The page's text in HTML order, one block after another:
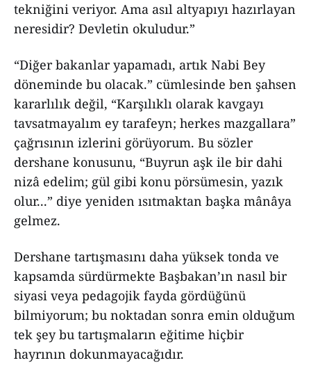
tekniğini veriyor. Ama asıl altyapıyı hazırlayan
neresidir? Devletin okuludur.”
“Diğer bakanlar yapamadı, artık Nabi Bey
döneminde bu olacak.” cümlesinde ben şahsen
kararlılık değil, “Karşılıklı olarak kavgayı
tavsatmayalım ey tarafeyn; herkes mazgallara”
çağrısının izlerini görüyorum. Bu sözler
dershane konusunu, “Buyrun aşk ile bir dahi
nizâ edelim; gül gibi konu pörsümesin, yazık
olur...” diye yeniden ısıtmaktan başka mânâya
gelmez.
Dershane tartışmasını daha yüksek tonda ve
kapsamda sürdürmekte Başbakan’ın nasıl bir
siyasi veya pedagojik fayda gördüğünü
bilmiyorum; bu noktadan sonra emin olduğum
tek şey bu tartışmaların eğitime hiçbir
hayrının dokunmayacağıdır.